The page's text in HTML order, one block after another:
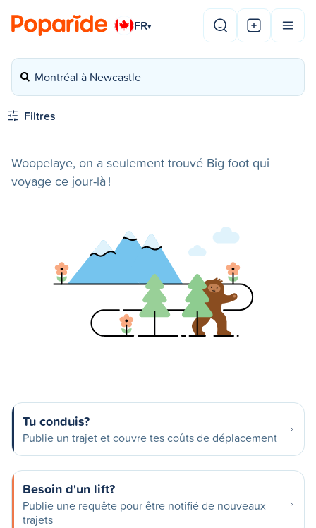
FR▾
Montréal à Newcastle
Filtres
Woopelaye, on a seulement trouvé Big foot qui
voyage ce jour-là !
Tu conduis?
Publie un trajet et couvre tes coûts de déplacement
Besoin d'un lift?
Publie une requête pour être notifié de nouveaux
trajets